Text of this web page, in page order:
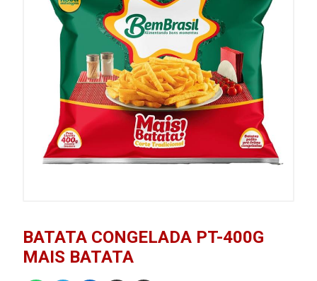
BATATA CONGELADA PT-400G
MAIS BATATA